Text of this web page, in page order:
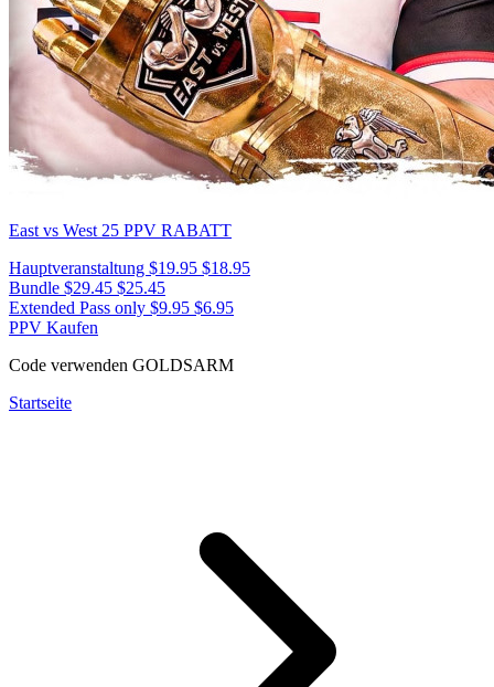
East vs West 25 PPV RABATT
Hauptveranstaltung $19.95 $18.95
Bundle $29.45 $25.45
Extended Pass only $9.95 $6.95
PPV Kaufen
Code verwenden GOLDSARM
Startseite